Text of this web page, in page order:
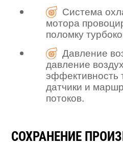
Система
мотора
поломку
Давление
давление
эффективность
датчики и
потоков.
СОХРАНЕНИЕ